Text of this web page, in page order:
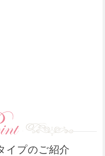
イプのご紹介